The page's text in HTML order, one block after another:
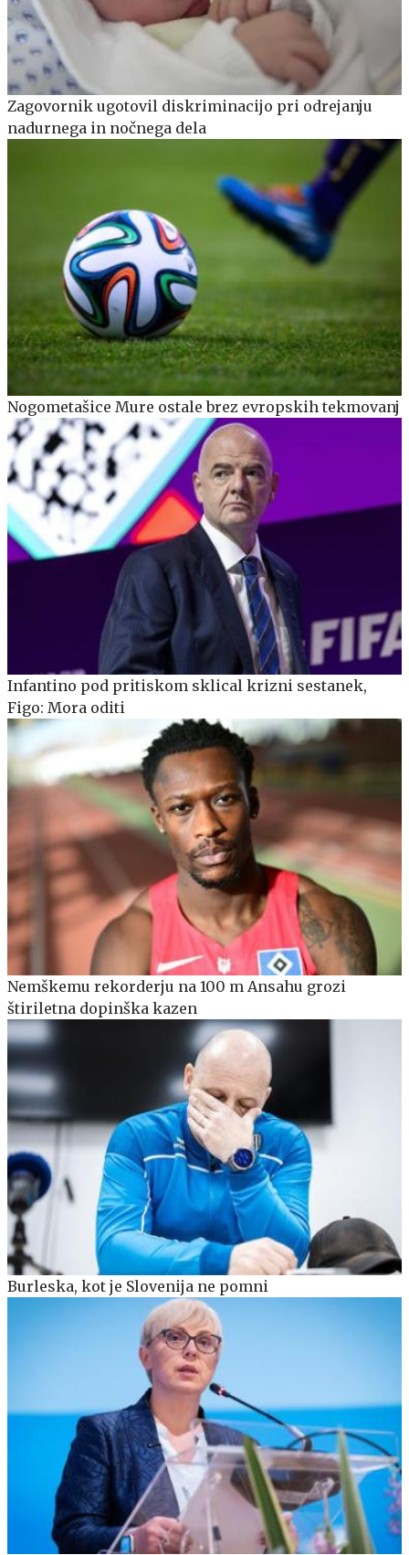
Zagovornik ugotovil diskriminacijo pri odrejanju
nadurnega in nočnega dela
Nogometašice Mure ostale brez evropskih tekmovanj
Infantino pod pritiskom sklical krizni sestanek,
Figo: Mora oditi
Nemškemu rekorderju na 100 m Ansahu grozi
štiriletna dopinška kazen
Burleska, kot je Slovenija ne pomni